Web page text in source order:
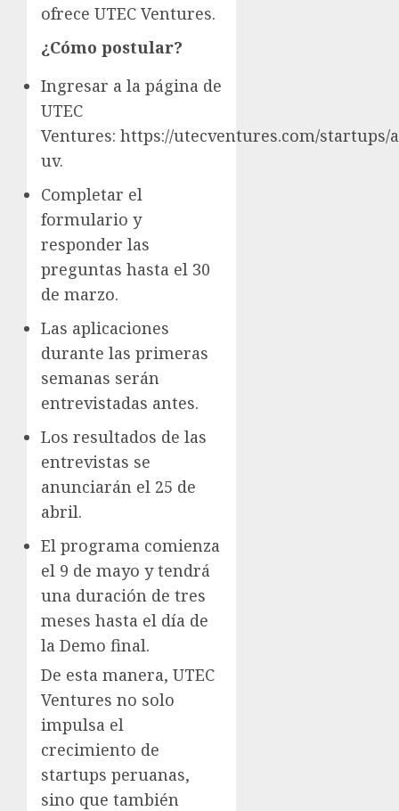
ofrece UTEC Ventures.
¿Cómo postular?
Ingresar a la página de
UTEC
Ventures: https://utecventures.com/startups/
uv.
Completar el
formulario y
responder las
preguntas hasta el 30
de marzo.
Las aplicaciones
durante las primeras
semanas serán
entrevistadas antes.
Los resultados de las
entrevistas se
anunciarán el 25 de
abril.
El programa comienza
el 9 de mayo y tendrá
una duración de tres
meses hasta el día de
la Demo final.
De esta manera, UTEC
Ventures no solo
impulsa el
crecimiento de
startups peruanas,
sino que también